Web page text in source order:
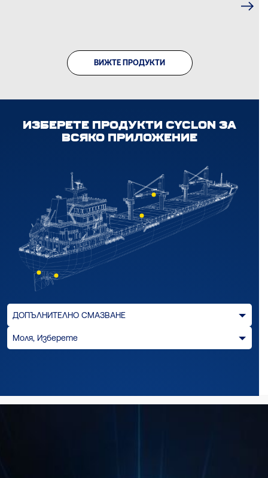
ВИЖТЕ ПРОДУКТИ
ИЗБЕРЕТЕ ПРОДУКТИ CYCLON ЗА
ВСЯКО ПРИЛОЖЕНИЕ
ДОПЪЛНИТЕЛНО СМАЗВАНЕ
Моля, Изберете